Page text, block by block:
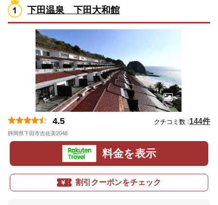
下田温泉 下田大和館
4.5 クチコミ数 :144件
静岡県下田市吉佐美2048
料金を表示
割引クーポンをチェック